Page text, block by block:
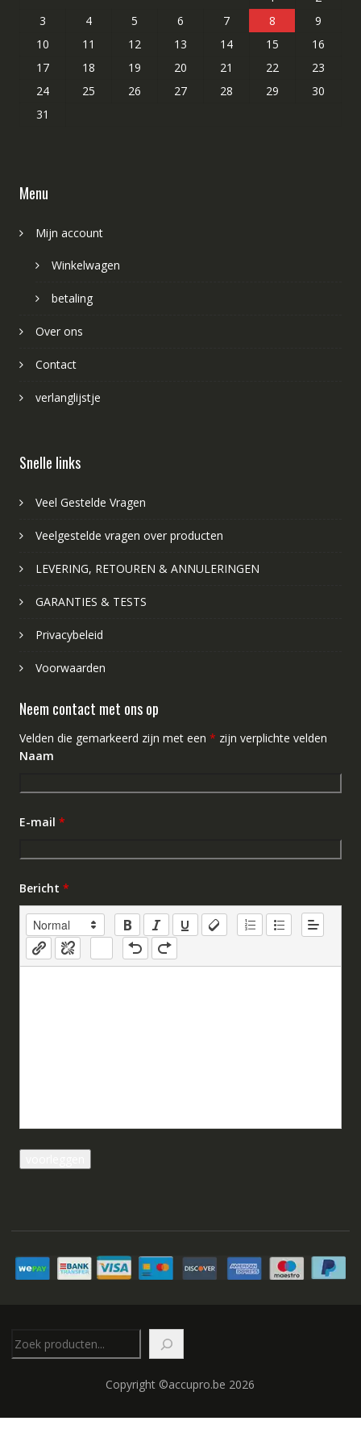
3
4 5 6 7 8
9
10
11 12 13 14 15
16
17
18 19 20 21 22
23
24
25 26 27 28 29
30
31
Menu
Mijn account
Winkelwagen
betaling
Over ons
Contact
verlanglijstje
Snelle links
Veel Gestelde Vragen
Veelgestelde vragen over producten
LEVERING, RETOUREN & ANNULERINGEN
GARANTIES & TESTS
Privacybeleid
Voorwaarden
Neem contact met ons op
Velden die gemarkeerd zijn met een * zijn verplichte velden
Naam
E-mail *
Bericht *
Copyright ©accupro.be 2026